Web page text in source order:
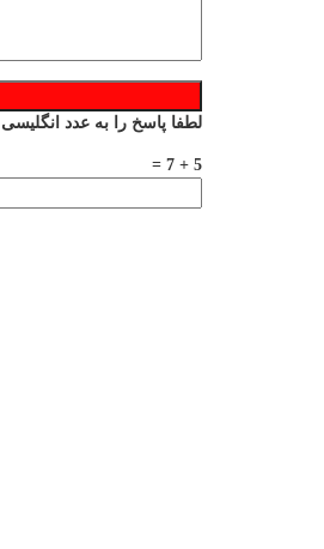
لطفا پاسخ را به عدد انگلیسی
5 + 7 =